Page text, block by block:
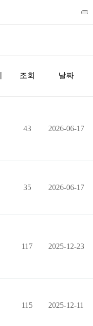
조회 날짜
43 2026-06-17
35 2026-06-17
117 2025-12-23
115 2025-12-11